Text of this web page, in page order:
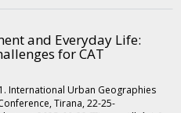
and Everyday Life:
for CAT
International Urban Geographies
Tirana, 22-25-